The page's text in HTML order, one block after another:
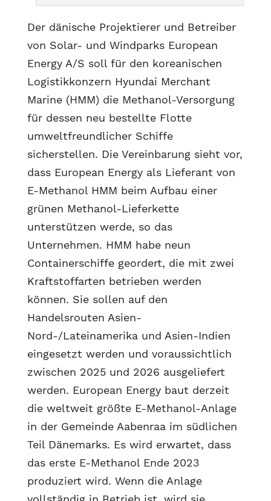
Der dänische Projektierer und Betreiber
von Solar- und Windparks European
Energy A/S soll für den koreanischen
Logistikkonzern Hyundai Merchant
Marine (HMM) die Methanol-Versorgung
für dessen neu bestellte Flotte
umweltfreundlicher Schiffe
sicherstellen. Die Vereinbarung sieht vor,
dass European Energy als Lieferant von
E-Methanol HMM beim Aufbau einer
grünen Methanol-Lieferkette
unterstützen werde, so das
Unternehmen. HMM habe neun
Containerschiffe geordert, die mit zwei
Kraftstoffarten betrieben werden
können. Sie sollen auf den
Handelsrouten Asien-
Nord-/Lateinamerika und Asien-Indien
eingesetzt werden und voraussichtlich
zwischen 2025 und 2026 ausgeliefert
werden. European Energy baut derzeit
die weltweit größte E-Methanol-Anlage
in der Gemeinde Aabenraa im südlichen
Teil Dänemarks. Es wird erwartet, dass
das erste E-Methanol Ende 2023
produziert wird. Wenn die Anlage